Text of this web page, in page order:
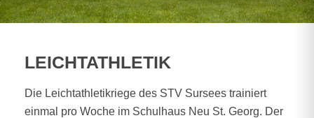
LEICHTATHLETIK
Die Leichtathletikriege des STV Sursees trainiert
einmal pro Woche im Schulhaus Neu St. Georg. Der